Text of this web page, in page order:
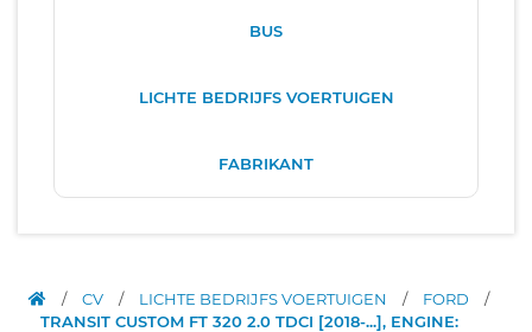
BUS
LICHTE BEDRIJFS VOERTUIGEN
FABRIKANT
/ CV / LICHTE BEDRIJFS VOERTUIGEN / FORD
/
TRANSIT CUSTOM FT 320 2.0 TDCI [2018-...], ENGINE: